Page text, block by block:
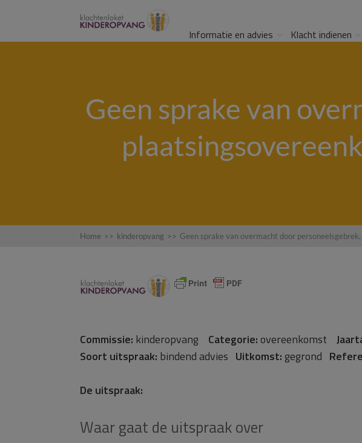
Informatie en advies Klacht indienen
Geen sprake van
Home >> kinderopvang >> Geen sprake van overmacht door
Commissie: kinderopvang Categorie:overeenkomst
Soort uitspraak: bindend advies Uitkomst:gegrond
De uitspraak:
Waar gaat de uitspraak over